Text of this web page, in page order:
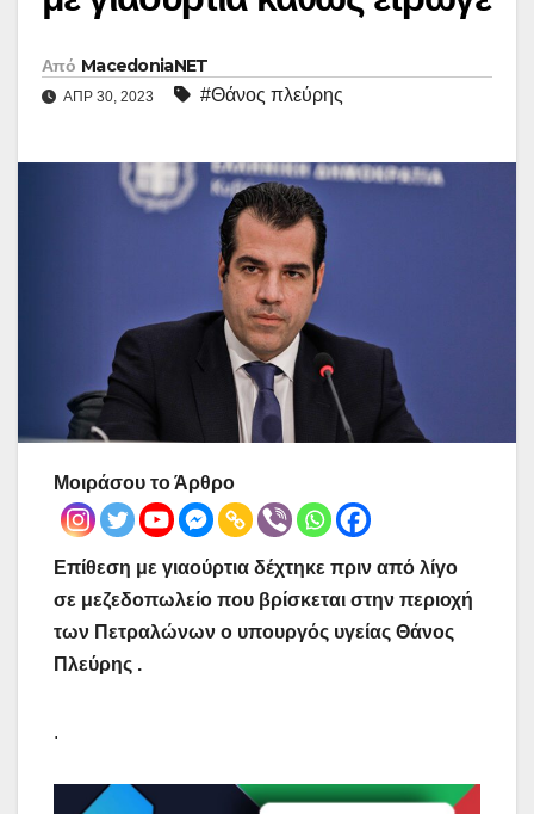
Από MacedoniaNET
ΑΠΡ 30, 2023 #Θάνος πλεύρης
Μοιράσου το Άρθρο
Επίθεση με γιαούρτια δέχτηκε πριν από λίγο
σε μεζεδοπωλείο που βρίσκεται στην περιοχή
των Πετραλώνων ο υπουργός υγείας Θάνος
Πλεύρης .
.